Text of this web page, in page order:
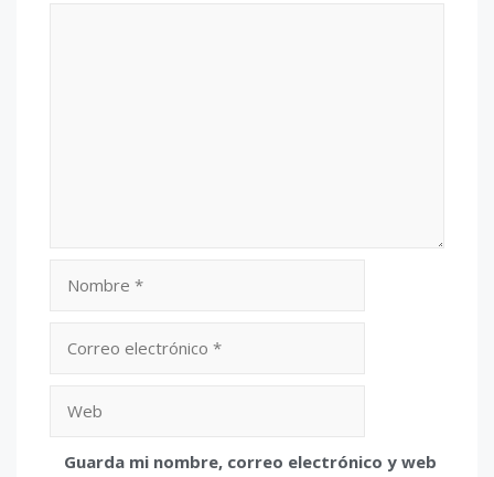
Guarda mi nombre, correo electrónico y web